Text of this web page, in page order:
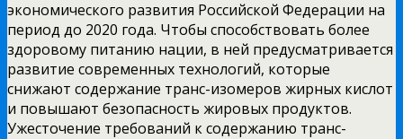
экономического развития Российской Федерации на
период до 2020 года. Чтобы способствовать более
здоровому питанию нации, в ней предусматривается
развитие современных технологий, которые
снижают содержание транс-изомеров жирных кислот
и повышают безопасность жировых продуктов.
Ужесточение требований к содержанию транс-